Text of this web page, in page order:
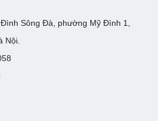
Sông Đà, phường Mỹ Đình 1,
Nội.